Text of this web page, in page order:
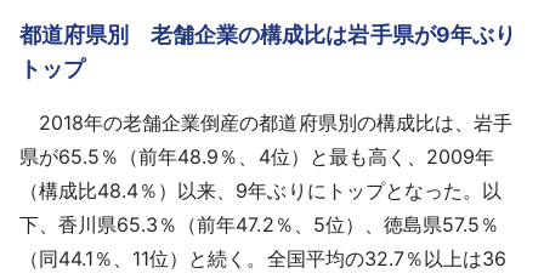
都道府県別 老舗企業の構成比は岩手県が9年ぶり
トップ
2018年の老舗企業倒産の都道府県別の構成比は、岩手
県が65.5％（前年48.9％、4位）と最も高く、2009年
（構成比48.4％）以来、9年ぶりにトップとなった。以
下、香川県65.3％（前年47.2％、5位）、徳島県57.5％
（同44.1％、11位）と続く。全国平均の32.7％以上は36